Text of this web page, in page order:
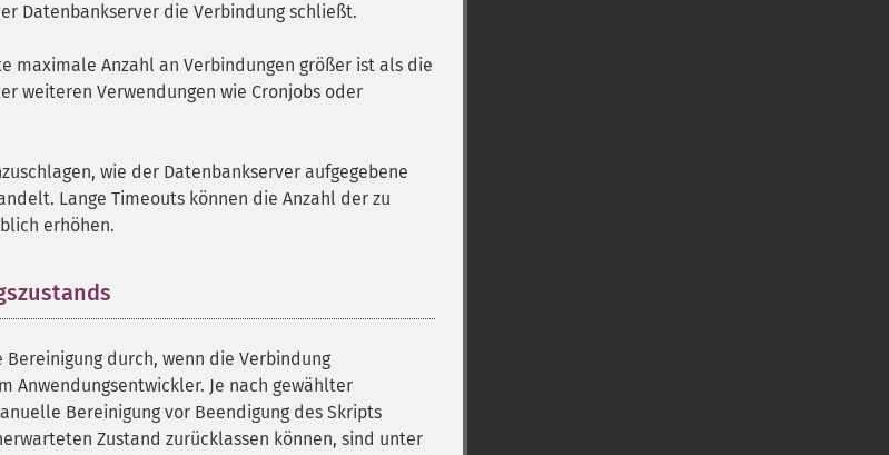
Datenbankserver die Verbindung schließt.
maximale Anzahl an Verbindungen größer ist als die
weiteren Verwendungen wie Cronjobs oder
wie der Datenbankserver aufgegebene
Lange Timeouts können die Anzahl der zu
erhöhen.
durch, wenn die Verbindung
Anwendungsentwickler. Je nach gewählter
Bereinigung vor Beendigung des Skripts
Zustand zurücklassen können, sind unter